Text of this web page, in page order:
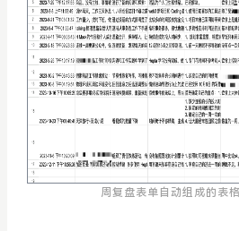
周复盘表单自动组成的表